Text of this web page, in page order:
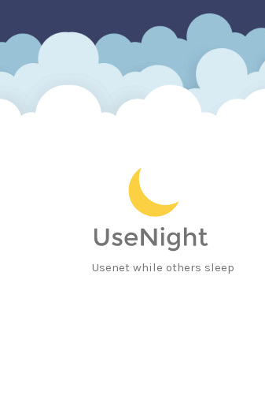
Usenet while others sleep